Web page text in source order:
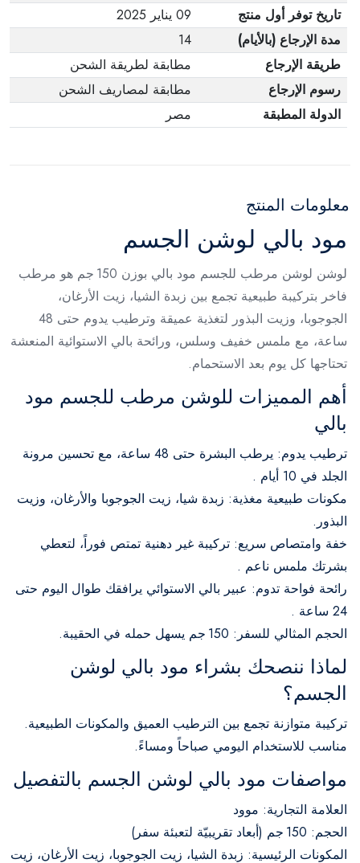
تاريخ توفر أول منتج
09 يناير 2025
مدة الإرجاع (بالأيام)
14
طريقة الإرجاع
مطابقة لطريقة الشحن
رسوم الإرجاع
مطابقة لمصاريف الشحن
الدولة المطبقة
مصر
معلومات المنتج
مود بالي لوشن الجسم
لوشن لوشن مرطب للجسم مود بالي بوزن 150 جم هو مرطب
فاخر بتركيبة طبيعية تجمع بين زبدة الشيا، زيت الأرغان،
الجوجوبا، وزيت البذور لتغذية عميقة وترطيب يدوم حتى 48
ساعة، مع ملمس خفيف وسلس، ورائحة بالي الاستوائية المنعشة
تحتاجها كل يوم بعد الاستحمام.
أهم المميزات للوشن مرطب للجسم مود
بالي
ترطيب يدوم: يرطب البشرة حتى 48 ساعة، مع تحسين مرونة
الجلد في 10 أيام
.
مكونات طبيعية مغذية: زبدة شيا، زيت الجوجوبا والأرغان، وزيت
البذور.
خفة وامتصاص سريع: تركيبة غير دهنية تمتص فوراً، لتعطي
بشرتك ملمس ناعم .
رائحة فواحة تدوم: عبير بالي الاستوائي يرافقك طوال اليوم حتى
24 ساعة
.
الحجم المثالي للسفر: 150 جم يسهل حمله في الحقيبة.
لماذا ننصحك بشراء مود بالي لوشن
الجسم؟
تركيبة متوازنة تجمع بين الترطيب العميق والمكونات الطبيعية.
مناسب للاستخدام اليومي صباحاً ومساءً.
مواصفات مود بالي لوشن الجسم بالتفصيل
العلامة التجارية: موود
الحجم: 150 جم (أبعاد تقريبيّة لتعبئة سفر)
المكونات الرئيسية: زبدة الشيا، زيت الجوجوبا، زيت الأرغان، زيت